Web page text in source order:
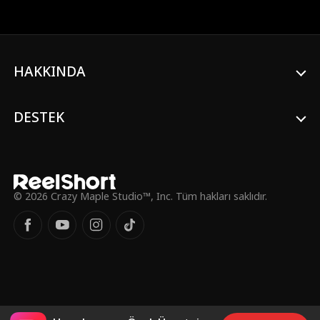
karşısında hiçbir şans bulamadı. Çünkü Elif,
HAKKINDA
DESTEK
© 2026 Crazy Maple Studio™, Inc. Tüm hakları saklıdır.